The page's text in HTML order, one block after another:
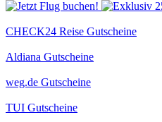
CHECK24 Reise Gutscheine
Aldiana Gutscheine
weg.de Gutscheine
TUI Gutscheine